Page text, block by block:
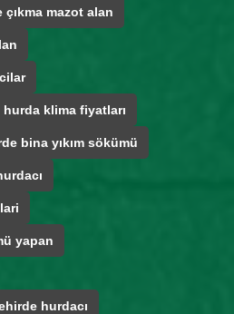
çıkma mazot alan
hurda klima fiyatları
bina yıkım sökümü
yapan
hurdacı